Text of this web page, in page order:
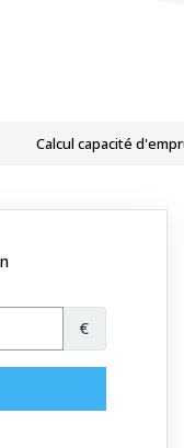
Calcul capacité